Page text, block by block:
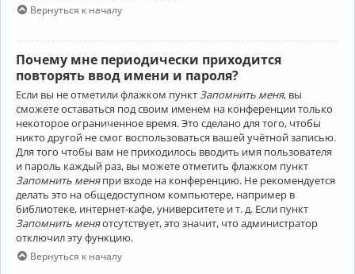
Вернуться к началу
Почему мне периодически приходится
повторять ввод имени и пароля?
Если вы не отметили флажком пунктЗапомнить меня, вы
сможете оставаться под своим именем на конференции только
некоторое ограниченное время. Это сделано для того, чтобы
никто другой не смог воспользоваться вашей учётной записью.
Для того чтобы вам не приходилось вводить имя пользователя
и пароль каждый раз, вы можете отметить флажком пункт
Запомнить меняпри входе на конференцию. Не рекомендуется
делать это на общедоступном компьютере, например в
библиотеке, интернет-кафе, университете и т. д. Если пункт
Запомнить меняотсутствует, это значит, что администратор
отключил эту функцию.
Вернуться к началу